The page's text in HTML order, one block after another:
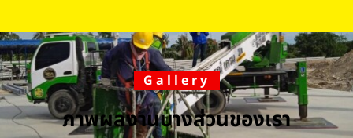
Gallery
ภาพผลงานบางส่วนของเรา